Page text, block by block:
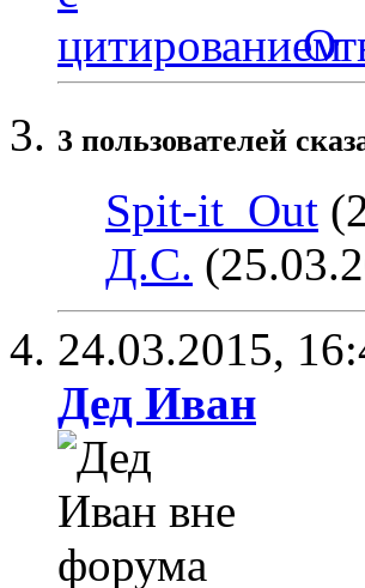
3 пользователей
Spit-it_Out
Д.С.
24.03.2015,
Дед Иван